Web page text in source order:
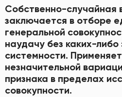
Собственно-случайная
заключается в отборе
генеральной
наудачу без каких-либо
системности.
незначительной
признака в пределах
совокупности.